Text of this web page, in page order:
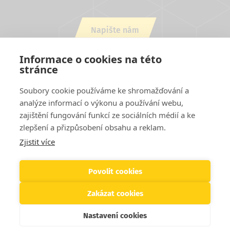
Informace o cookies na této
stránce
Soubory cookie používáme ke shromažďování a
analýze informací o výkonu a používání webu,
zajištění fungování funkcí ze sociálních médií a ke
zlepšení a přizpůsobení obsahu a reklam.
Zjistit více
Povolit cookies
Zakázat cookies
Nastavení cookies
Napište nám
nebo zavolejte +420 543 254 554
Patička
Projekty EUCookiesPodmínky užití stránekKontakty
Helpdesk
© 2026 SVS FEM s.r.o. Všechna práva vyhrazena